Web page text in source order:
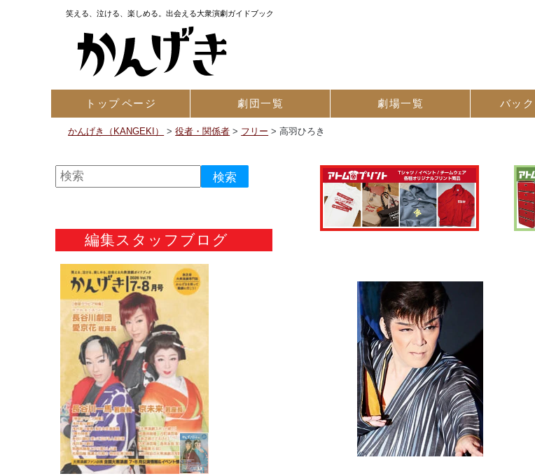
笑える、泣ける、楽しめる。出会える大衆演劇ガイドブック
トップページ 劇団一覧 劇場一覧 バック
かんげき（KANGEKI） >役者・関係者 > フリー >高羽ひろき
編集スタッフブログ